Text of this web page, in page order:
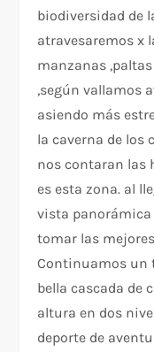
biodiversidad de
atravesaremos x
manzanas
,según vallamos
asiendo más
la caverna de los
nos contaran las
es esta zona. al
vista panorámica
tomar las
Continuamos un
bella cascada de
altura en dos
deporte de